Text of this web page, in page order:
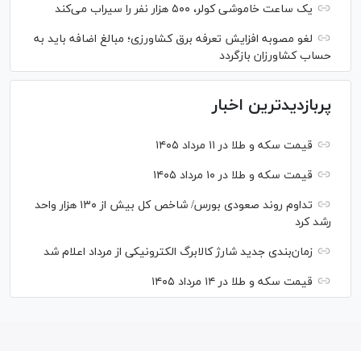
یک ساعت خاموشی کولر، ۵۰۰ هزار نفر را سیراب می‌کند
لغو مصوبه افزایش تعرفه برق کشاورزی؛ مبالغ اضافه باید به
حساب کشاورزان بازگردد
پربازدیدترین اخبار
قیمت سکه و طلا در ۱۱ مرداد ۱۴۰۵
قیمت سکه و طلا در ۱۰ مرداد ۱۴۰۵
تداوم روند صعودی بورس/ شاخص کل بیش از ۱۳۰ هزار واحد
رشد کرد
زمان‌بندی جدید شارژ کالابرگ الکترونیکی از مرداد اعلام شد
قیمت سکه و طلا در ۱۴ مرداد ۱۴۰۵